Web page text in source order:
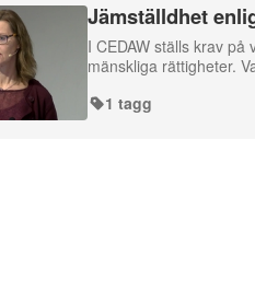
Jämställdhet
I CEDAW ställs krav
mänskliga rättigheter.
1 tagg